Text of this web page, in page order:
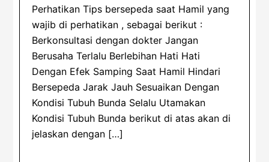
Perhatikan Tips bersepeda saat Hamil yang
wajib di perhatikan , sebagai berikut :
Berkonsultasi dengan dokter Jangan
Berusaha Terlalu Berlebihan Hati Hati
Dengan Efek Samping Saat Hamil Hindari
Bersepeda Jarak Jauh Sesuaikan Dengan
Kondisi Tubuh Bunda Selalu Utamakan
Kondisi Tubuh Bunda berikut di atas akan di
jelaskan dengan […]